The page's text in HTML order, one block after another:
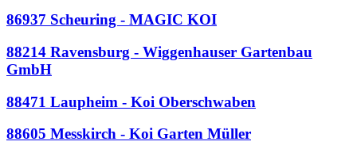
86937 Scheuring - MAGIC KOI
88214 Ravensburg - Wiggenhauser Gartenbau
GmbH
88471 Laupheim - Koi Oberschwaben
88605 Messkirch - Koi Garten Müller